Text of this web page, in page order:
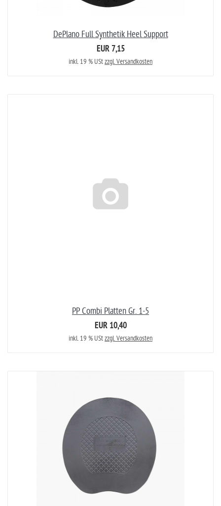
DePlano Full Synthetik Heel Support
EUR 7,15
inkl. 19 % UStzzgl. Versandkosten
PP Combi Platten Gr. 1-5
EUR 10,40
inkl. 19 % UStzzgl. Versandkosten